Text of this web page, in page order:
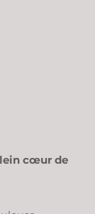
cœur de